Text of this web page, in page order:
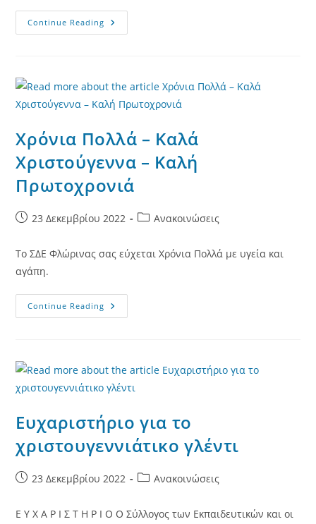
Continue Reading Λειτουργία
Του
06-
02-
2023
Χρόνια Πολλά – Καλά
Χριστούγεννα – Καλή
Πρωτοχρονιά
Post23 Δεκεμβρίου 2022
PostΑνακοινώσεις
Το ΣΔΕ Φλώρινας σας εύχεται Χρόνια Πολλά με υγεία και
αγάπη.
Continue Reading Χρόνια
Πολλά
Καλή
Πρωτοχρονιά
Ευχαριστήριο για το
χριστουγεννιάτικο γλέντι
Post23 Δεκεμβρίου 2022
PostΑνακοινώσεις
Ε Υ Χ Α Ρ Ι Σ Τ Η Ρ Ι Ο Ο Σύλλογος των Εκπαιδευτικών και οι